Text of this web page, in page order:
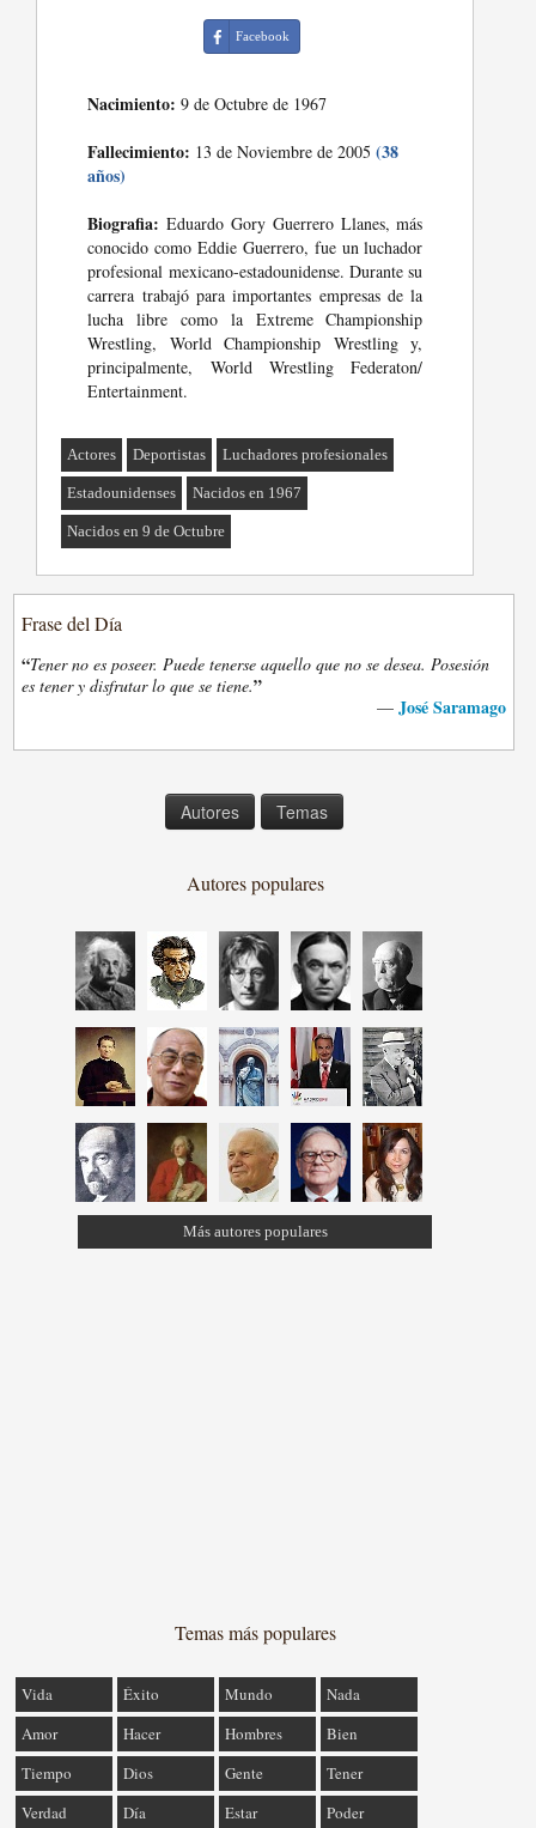
Facebook
Nacimiento: 9 de Octubre de 1967
Fallecimiento: 13 de Noviembre de 2005(38
años)
Biografia: Eduardo Gory Guerrero Llanes, más
conocido como Eddie Guerrero, fue un luchador
profesional mexicano-estadounidense. Durante su
carrera trabajó para importantes empresas de la
lucha libre como la Extreme Championship
Wrestling, World Championship Wrestling y,
principalmente, World Wrestling Federaton/
Entertainment.
Actores Deportistas Luchadores profesionales
Estadounidenses Nacidos en 1967
Nacidos en 9 de Octubre
Frase del Día
“Tener no es poseer. Puede tenerse aquello que no se desea. Posesión
es tener y disfrutar lo que se tiene.”
— José Saramago
Autores Temas
Autores populares
Más autores populares
Temas más populares
Vida Éxito Mundo
Nada
Amor
Hacer Hombres
Bien
Tiempo
Dios Gente
Tener
Verdad
Día Estar Poder